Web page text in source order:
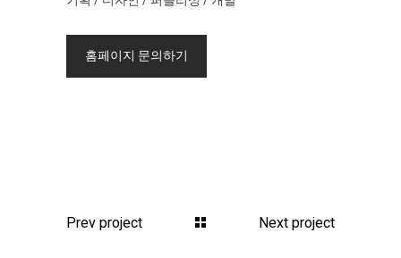
홈페이지 문의하기
Prev project Next project